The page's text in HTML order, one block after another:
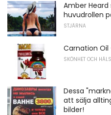
Amber Heard
huvudrollen
STJÄRNA
Carnation
SKÖNHET OCH
Dessa
att sälja
bilder!